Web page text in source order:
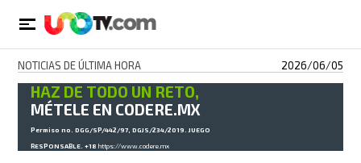
NOTICIAS DE ÚLTIMA HORA 2026/06/05
HAZ DE TODO UN RETO,
MÉTELE EN CODERE.MX
Permiso no. DGG/SP/442/97, DGJS/234/2019. JUEGO
RESPONSABLE. +18https://www.codere.mx